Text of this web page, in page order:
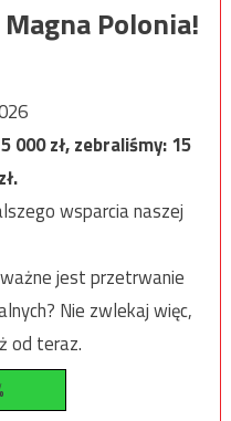
Polonia!
000zł, zebraliśmy:15
zł.
wsparcia naszej
jest przetrwanie
Nie zwlekaj więc,
od teraz.